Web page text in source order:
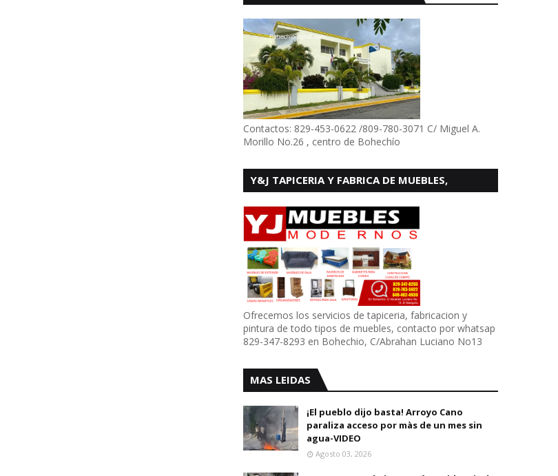
Contactos: 829-453-0622 /809-780-3071 C/ Miguel A.
Morillo No.26 , centro de Bohechío
Y&J TAPICERIA Y FABRICA DE MUEBLES,
Ofrecemos los servicios de tapiceria, fabricacion y
pintura de todo tipos de muebles, contacto por whatsap
829-347-8293 en Bohechio, C/Abrahan Luciano No13
MAS LEIDAS
¡El pueblo dijo basta! Arroyo Cano
paraliza acceso por màs de un mes sin
agua-VIDEO
Agosto 03, 2026